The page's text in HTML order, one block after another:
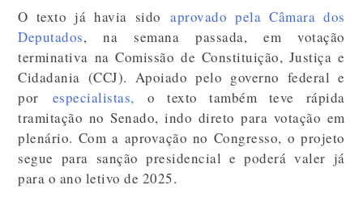
O texto já havia sidoaprovado pela Câmara dos
Deputados, na semana passada, em votação
terminativa na Comissão de Constituição, Justiça e
Cidadania (CCJ). Apoiado pelo governo federal e
por especialistas, o texto também teve rápida
tramitação no Senado, indo direto para votação em
plenário. Com a aprovação no Congresso, o projeto
segue para sanção presidencial e poderá valer já
para o ano letivo de 2025.